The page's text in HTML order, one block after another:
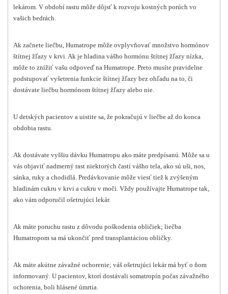
lekárom. V období rastu môže dôjsť k rozvoju kostných porúch vo
vašich bedrách.
Ak začnete liečbu, Humatrope môže ovplyvňovať množstvo hormónov
štítnej žľazy v krvi. Ak je hladina vášho hormónu štítnej žľazy nízka,
môže to znížiť vašu odpoveď na Humatrope. Preto musíte pravidelne
podstupovať vyšetrenia funkcie štítnej žľazy bez ohľadu na to, či
dostávate liečbu hormónom štítnej žľazy alebo nie.
U detských pacientov a uistite sa, že pokračujú v liečbe až do konca
obdobia rastu.
Ak dostávate vyššiu dávku Humatropu ako máte predpísanú. Môže sa u
vás objaviť nadmerný rast niektorých častí vášho tela, ako sú uši, nos,
sánka, ruky a chodidlá. Predávkovanie môže viesť tiež k zvýšeným
hladinám cukru v krvi a cukru v moči. Vždy používajte Humatrope tak,
ako vám odporučil ošetrujúci lekár.
Ak máte poruchu rastu z dôvodu poškodenia obličiek; liečba
Humatropom sa má ukončiť pred transplantáciou obličky.
Ak máte akútne závažné ochorenie; váš ošetrujúci lekár má byť o ňom
informovaný. U pacientov, ktorí dostávali somatropín počas závažného
ochorenia, boli hlásené úmrtia.